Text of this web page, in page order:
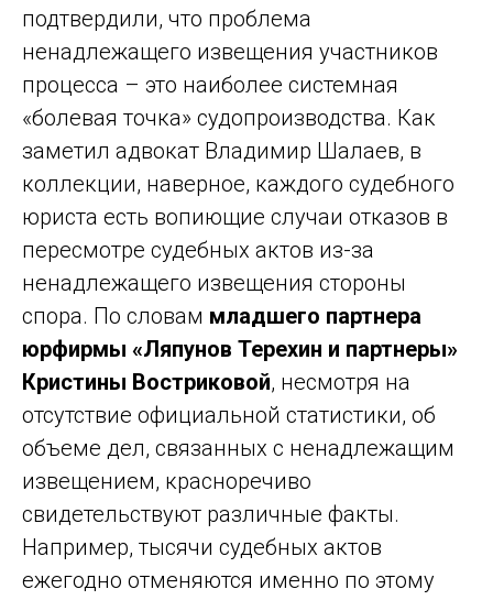
подтвердили, что проблема
ненадлежащего извещения участников
процесса – это наиболее системная
«болевая точка» судопроизводства. Как
заметил адвокат Владимир Шалаев, в
коллекции, наверное, каждого судебного
юриста есть вопиющие случаи отказов в
пересмотре судебных актов из-за
ненадлежащего извещения стороны
спора. По словам младшего партнера
юрфирмы «Ляпунов Терехин и партнеры»
Кристины Востриковой, несмотря на
отсутствие официальной статистики, об
объеме дел, связанных с ненадлежащим
извещением, красноречиво
свидетельствуют различные факты.
Например, тысячи судебных актов
ежегодно отменяются именно по этому